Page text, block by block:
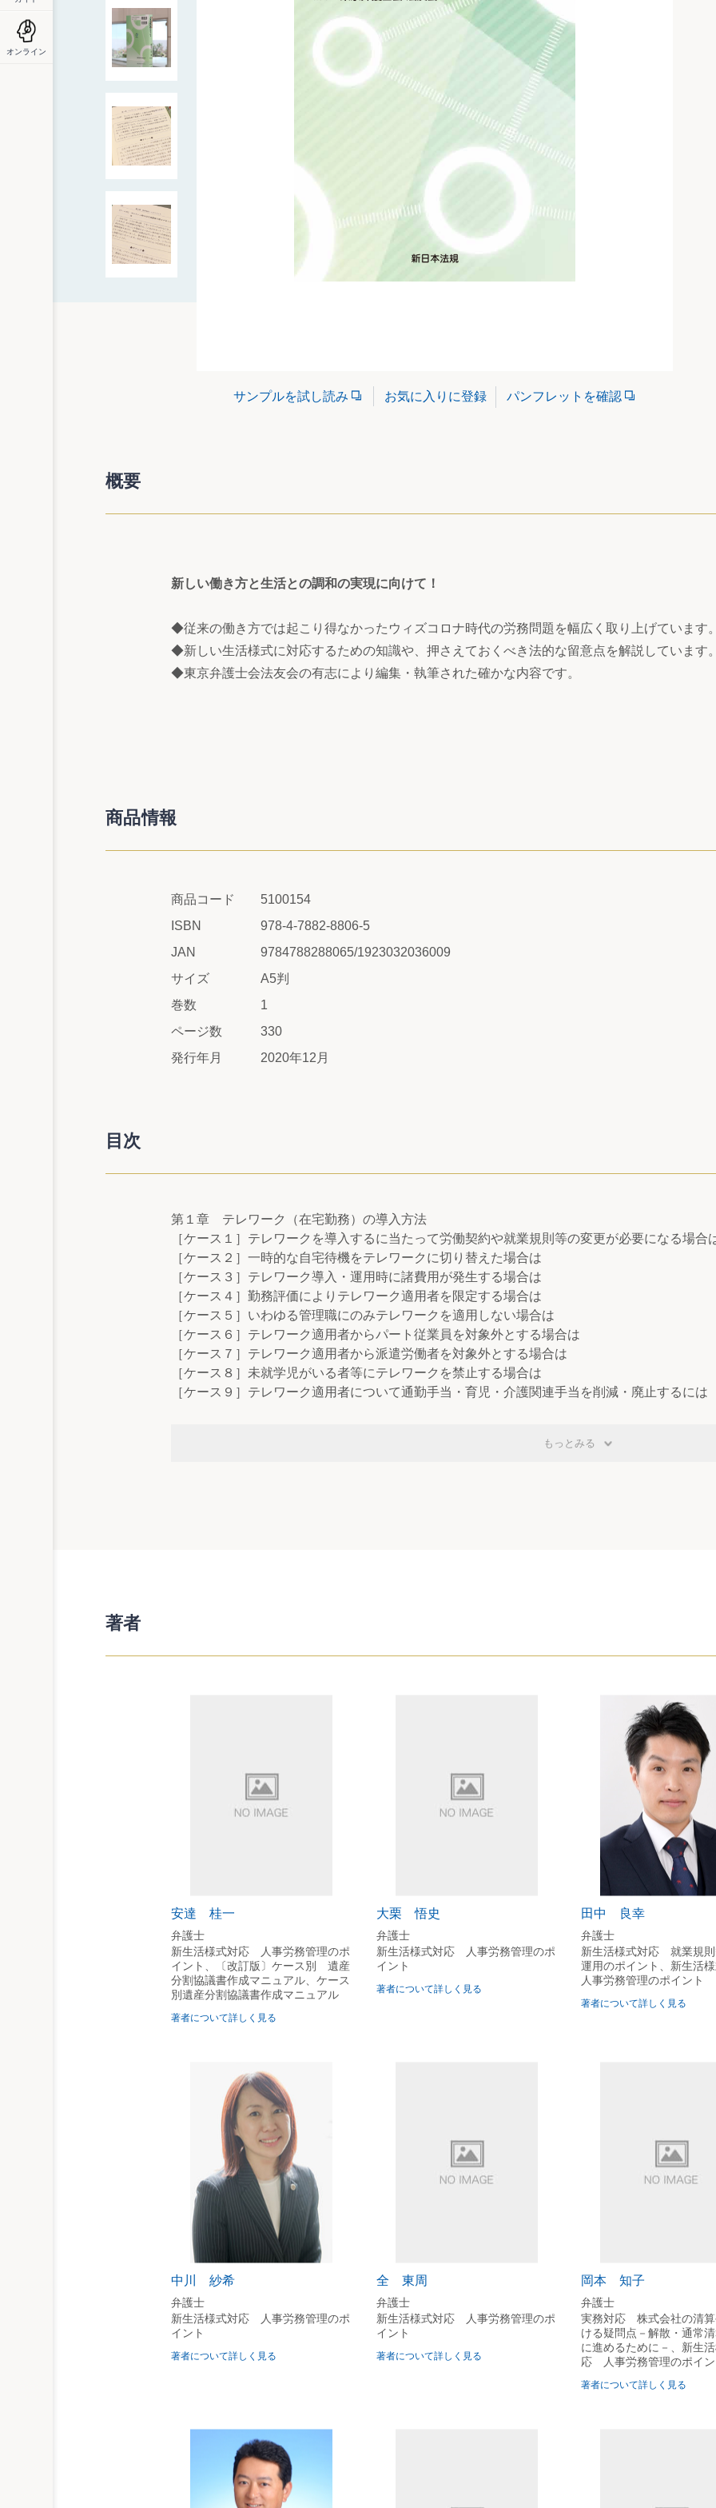
オンライン
サンプルを試し読み お気に入りに登録 パンフレットを確認
概要
新しい働き方と生活との調和の実現に向けて！
◆従来の働き方では起こり得なかったウィズコロナ時代の労務問題を幅広く取り上げています
◆新しい生活様式に対応するための知識や、押さえておくべき法的な留意点を解説しています
◆東京弁護士会法友会の有志により編集・執筆された確かな内容です。
商品情報
商品コード
5100154
ISBN
978-4-7882-8806-5
JAN
9784788288065/1923032036009
サイズ
A5判
巻数
1
ページ数
330
発行年月
2020年12月
目次
第１章 テレワーク（在宅勤務）の導入方法
［ケース１］テレワークを導入するに当たって労働契約や就業規則等の変更が必要になる場合
［ケース２］一時的な自宅待機をテレワークに切り替えた場合は
［ケース３］テレワーク導入・運用時に諸費用が発生する場合は
［ケース４］勤務評価によりテレワーク適用者を限定する場合は
［ケース５］いわゆる管理職にのみテレワークを適用しない場合は
［ケース６］テレワーク適用者からパート従業員を対象外とする場合は
［ケース７］テレワーク適用者から派遣労働者を対象外とする場合は
［ケース８］未就学児がいる者等にテレワークを禁止する場合は
［ケース９］テレワーク適用者について通勤手当・育児・介護関連手当を削減・廃止するには
第１ 労働時間
［ケース24］週休3日制を実施する場合は
［ケース25］時間外労働をさせる場合は
第２ テレワークの労働時間管理
［ケース30］テレワークにおける裁量労働制を導入する場合は
［ケース31］裁量労働制が否定される場合は
［ケース32］テレワークにおいて長時間労働を防ぐには
第３ 休憩・休日
［ケース33］休憩時間を一斉に取る制度を廃止する場合は
［ケース35］休業後に休日出勤をさせる場合は
［ケース37］営業自粛期間中に夜の街で新型コロナウイルス等に感染した社員の出勤を禁止し
［ケース38］新型コロナウイルス等に関連して事業を休止する場合は
第５章 服務規律・ハラスメント
第１ 服務規律
［ケース39］営業自粛期間中に社員が旅行していたことが判明した場合は
［ケース40］社員が新型コロナウイルス等に感染したことを隠していた場合は
［ケース41］社員が新型コロナウイルス等の感染のリスクを理由に就業を拒否した場合は
［ケース42］テレワーク中に全く連絡が取れなくなった場合は
［ケース43］テレワーク中に業務を第三者に手伝わせていた場合は
［ケース44］社員がテレワークに応じない場合は
［ケース45］会社貸与パソコンで不必要なウェブサイトにアクセスし情報漏えいした場合は
第２ ハラスメント
［ケース46］WEB会議に乗じてハラスメントが発生した場合は
［ケース47］オンライン飲み会の強要等の訴えがあった場合は
［ケース49］海外赴任先から帰国できない場合は
［ケース50］外国人労働者が帰国できない場合は
第７章 福利厚生・安全衛生・社内環境の整備
もっとみる
著者
安達 桂一
弁護士
新生活様式対応 人事労務管理のポ
イント、〔改訂版〕ケース別 遺産
分割協議書作成マニュアル、ケース
別遺産分割協議書作成マニュアル
著者について詳しく見る
大栗 悟史
弁護士
新生活様式対応 人事労務管理のポ
イント
著者について詳しく見る
田中 良幸
弁護士
新生活様式対応 就業規
運用のポイント、新生活
人事労務管理のポイント
著者について詳しく見る
中川 紗希
弁護士
新生活様式対応 人事労務管理のポ
イント
著者について詳しく見る
全 東周
弁護士
新生活様式対応 人事労務管理のポ
イント
著者について詳しく見る
岡本 知子
弁護士
実務対応 株式会社の清
ける疑問点－解散・通常
に進めるために－、新生
応 人事労務管理のポイ
著者について詳しく見る